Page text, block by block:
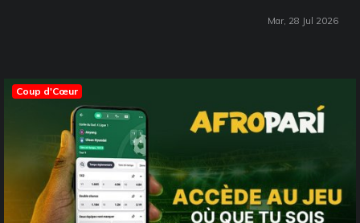
Mar, 28 Jul 2026
Coup d'Cœur